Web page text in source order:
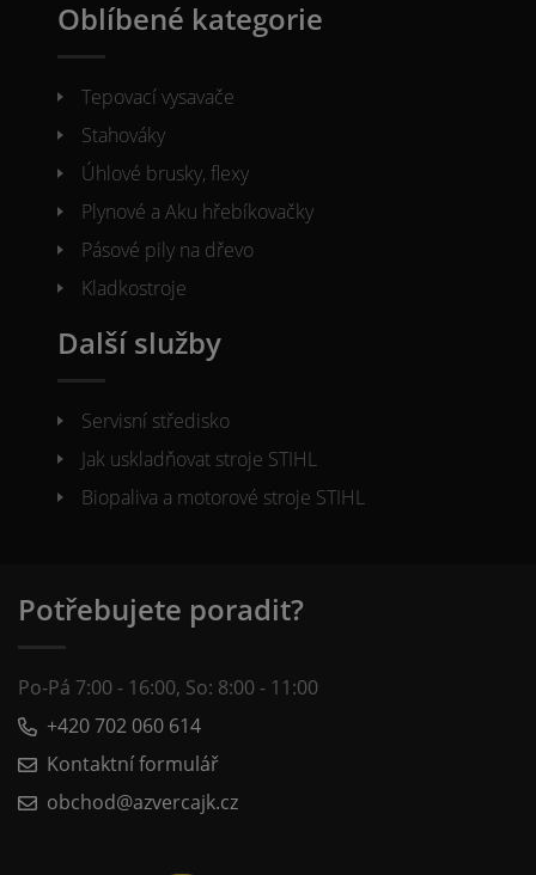
Oblíbené kategorie
Tepovací vysavače
Stahováky
Úhlové brusky, flexy
Plynové a Aku hřebíkovačky
Pásové pily na dřevo
Kladkostroje
Další služby
Servisní středisko
Jak uskladňovat stroje STIHL
Biopaliva a motorové stroje STIHL
Potřebujete poradit?
Po-Pá 7:00 - 16:00, So: 8:00 - 11:00
+420 702 060 614
Kontaktní formulář
obchod@azvercajk.cz